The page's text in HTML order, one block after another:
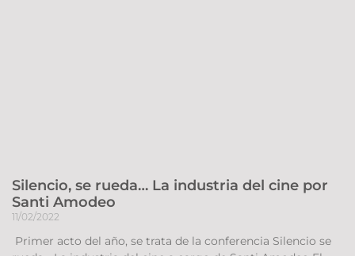
Silencio, se rueda… La industria del cine por
Santi Amodeo
11/02/2022
Primer acto del año, se trata de la conferencia Silencio se